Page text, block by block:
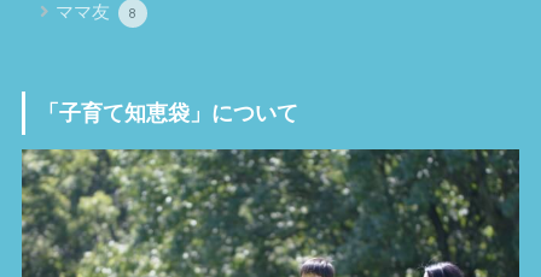
ママ友 8
「子育て知恵袋」について